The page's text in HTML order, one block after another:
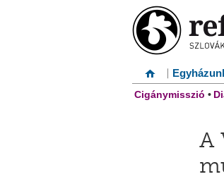
Cigánymisszió •
A